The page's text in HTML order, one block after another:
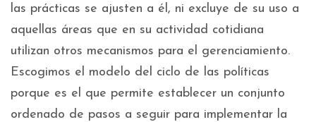
las prácticas se ajusten a él, ni excluye de su uso a
aquellas áreas que en su actividad cotidiana
utilizan otros mecanismos para el gerenciamiento.
Escogimos el modelo del ciclo de las políticas
porque es el que permite establecer un conjunto
ordenado de pasos a seguir para implementar la